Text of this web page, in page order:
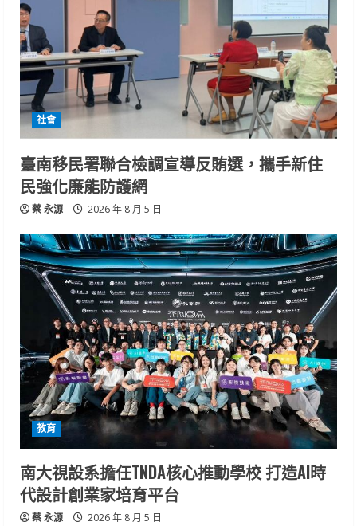
社會
臺南移民署聯合檢調宣導反賄選，攜手新住
民強化廉能防護網
蔡 永源 2026 年 8 月 5 日
教育
南大視設系擔任TNDA核心推動學校 打造AI時
代設計創業家培育平台
蔡 永源 2026 年 8 月 5 日